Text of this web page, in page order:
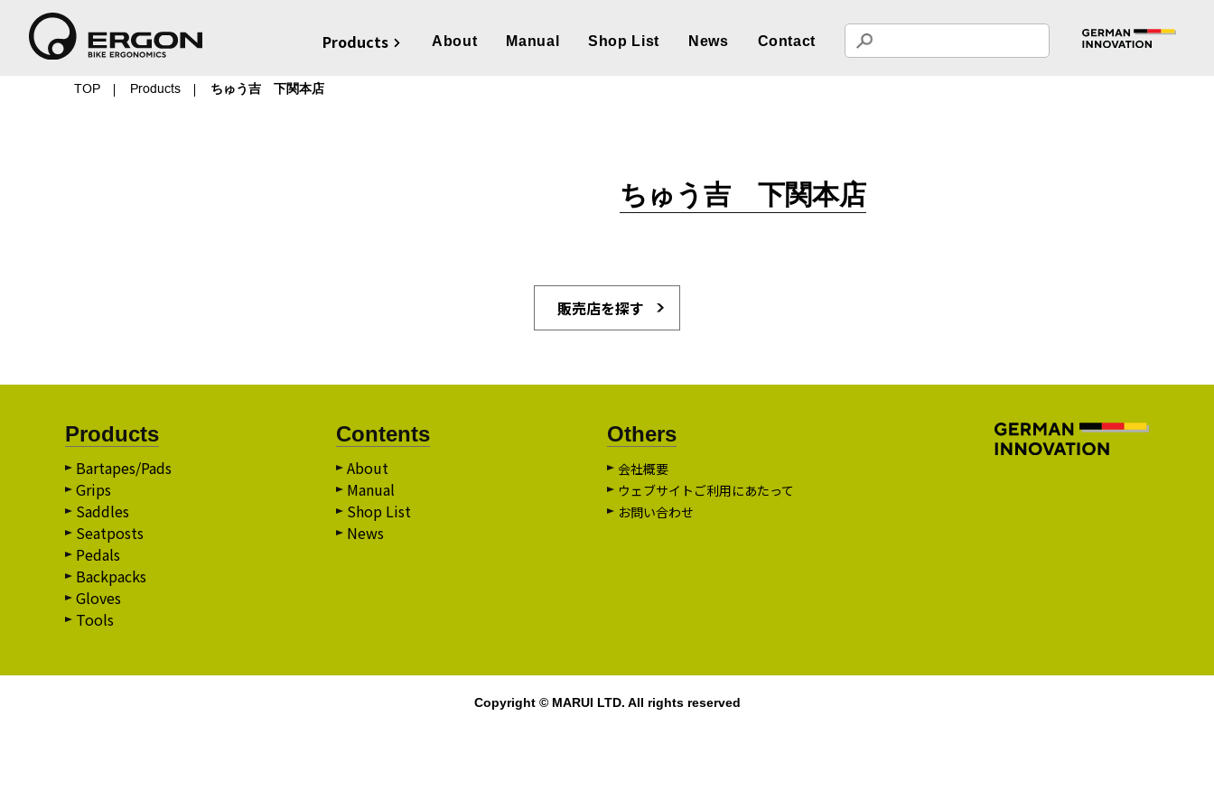
Products About Manual Shop List News Contact
TOP Products ちゅう吉 下関本店
ちゅう吉 下関本店
販売店を探す
Products
Bartapes/Pads
Grips
Saddles
Seatposts
Pedals
Backpacks
Gloves
Tools
Contents
About
Manual
Shop List
News
Others
会社概要
ウェブサイトご利用にあたって
お問い合わせ
Copyright © MARUI LTD. All rights reserved